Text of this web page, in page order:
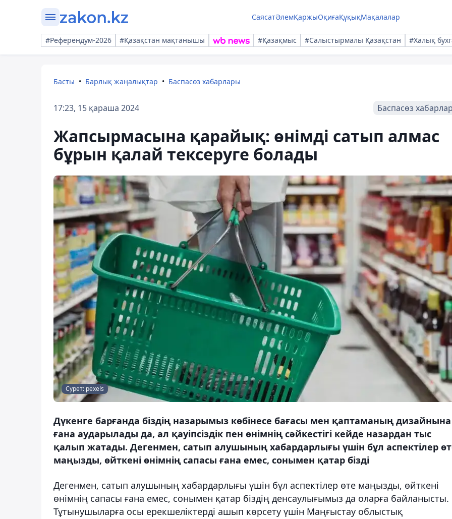
СаясатӘлемҚаржыОқиғаҚұқықМақалалар
#Референдум-2026 #Қазақстан мақтанышы #Қазақмыс #Салыстырмалы Қазақстан #Халық
Басты Барлық жаңалықтар Баспасөз хабарлары
17:23, 15 қараша 2024 Баспасөз
Жапсырмасына қарайық: өнімді сатып алмас
бұрын қалай тексеруге болады
Сурет: pexels
Дүкенге барғанда біздің назарымыз көбінесе бағасы мен қаптаманың дизайнына
ғана аударылады да, ал қауіпсіздік пен өнімнің сәйкестігі кейде назардан тыс
қалып жатады. Дегенмен, сатып алушының хабардарлығы үшін бұл аспектілер
маңызды, өйткені өнімнің сапасы ғана емес, сонымен қатар бізді
Дегенмен, сатып алушының хабардарлығы үшін бұл аспектілер өте маңызды, өйткені
өнімнің сапасы ғана емес, сонымен қатар біздің денсаулығымыз да оларға байланысты.
Тұтынушыларға осы ерекшеліктерді ашып көрсету үшін Маңғыстау облыстық